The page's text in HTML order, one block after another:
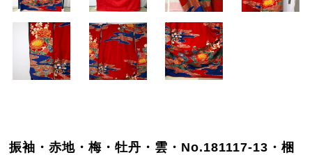
振袖・赤地・梅・牡丹・雲・No.181117-13・梱